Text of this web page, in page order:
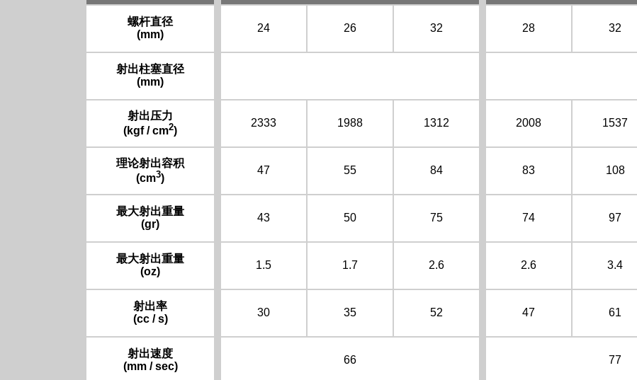
螺杆直径
(mm)
射出柱塞直径
(mm)
射出压力
(kgf / cm2)
理论射出容积
(cm3)
最大射出重量
(gr)
最大射出重量
(oz)
射出率
(cc / s)
射出速度
(mm / sec)
24 26 32
2333 1988 1312
47 55 84
43 50 75
1.5 1.7 2.6
30 35 52
66
28 32
2008 1537
83 108
74 97
2.6 3.4
47 61
77